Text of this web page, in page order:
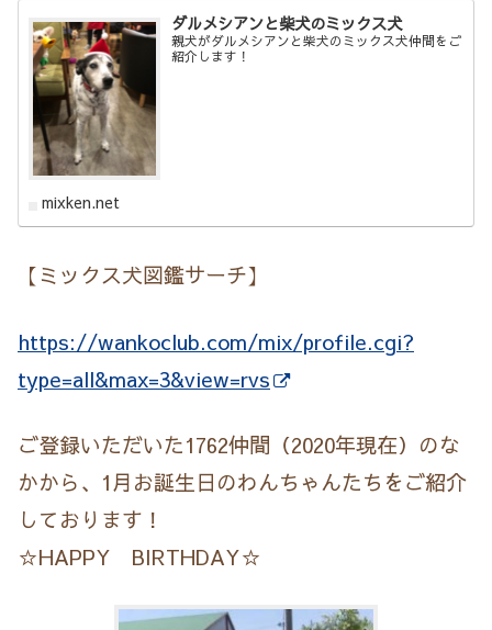
ダルメシアンと柴犬のミックス犬
親犬がダルメシアンと柴犬のミックス犬仲間をご
紹介します！
mixken.net
【ミックス犬図鑑サーチ】
https://wankoclub.com/mix/profile.cgi?
type=all&max=3&view=rvs
ご登録いただいた1762仲間（2020年現在）のな
かから、1月お誕生日のわんちゃんたちをご紹介
しております！
☆HAPPY BIRTHDAY☆